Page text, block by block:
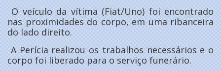
O veículo da vítima (Fiat/Uno) foi encontrado
nas proximidades do corpo, em uma ribanceira
do lado direito.
A Perícia realizou os trabalhos necessários e o
corpo foi liberado para o serviço funerário.